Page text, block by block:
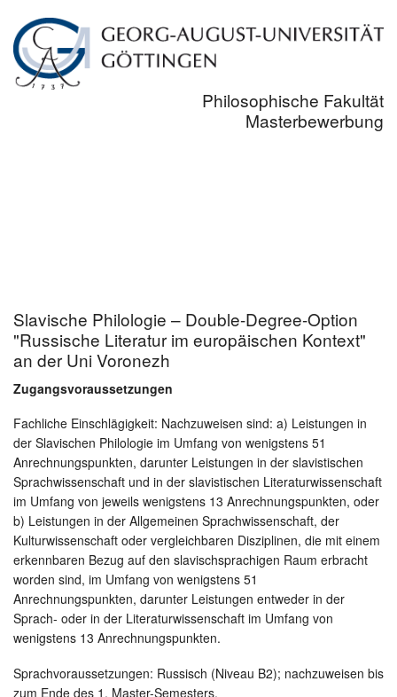
Philosophische Fakultät
Masterbewerbung
Slavische Philologie – Double-Degree-Option
"Russische Literatur im europäischen Kontext"
an der Uni Voronezh
Zugangsvoraussetzungen
Fachliche Einschlägigkeit: Nachzuweisen sind: a) Leistungen in
der Slavischen Philologie im Umfang von wenigstens 51
Anrechnungspunkten, darunter Leistungen in der slavistischen
Sprachwissenschaft und in der slavistischen Literaturwissenschaft
im Umfang von jeweils wenigstens 13 Anrechnungspunkten, oder
b) Leistungen in der Allgemeinen Sprachwissenschaft, der
Kulturwissenschaft oder vergleichbaren Disziplinen, die mit einem
erkennbaren Bezug auf den slavischsprachigen Raum erbracht
worden sind, im Umfang von wenigstens 51
Anrechnungspunkten, darunter Leistungen entweder in der
Sprach- oder in der Literaturwissenschaft im Umfang von
wenigstens 13 Anrechnungspunkten.
Sprachvoraussetzungen: Russisch (Niveau B2); nachzuweisen bis
zum Ende des 1. Master-Semesters.